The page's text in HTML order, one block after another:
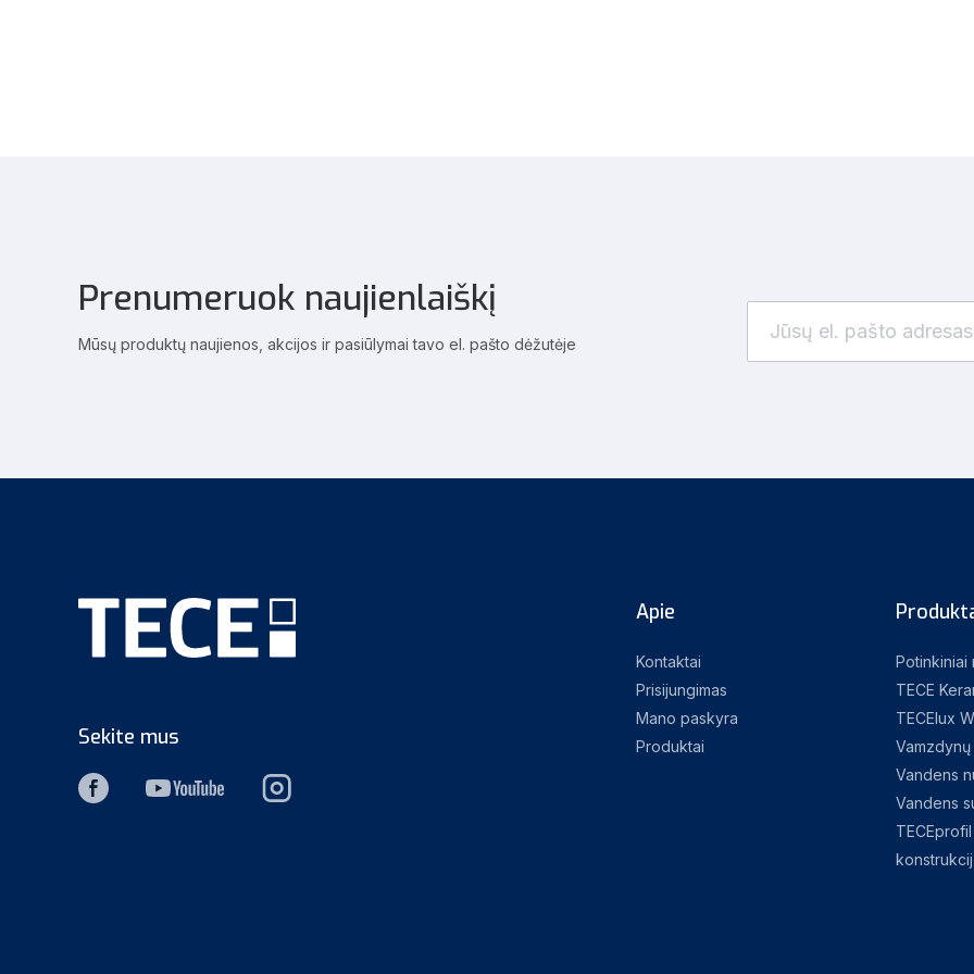
Prenumeruok naujienlaiškį
Mūsų produktų naujienos, akcijos ir pasiūlymai tavo el. pašto dėžutėje
Sekite mus
Apie
Kontaktai
Prisijungimas
Mano paskyra
Produktai
Potinkiniai
TECE
TECElux
Vandens
Vandens